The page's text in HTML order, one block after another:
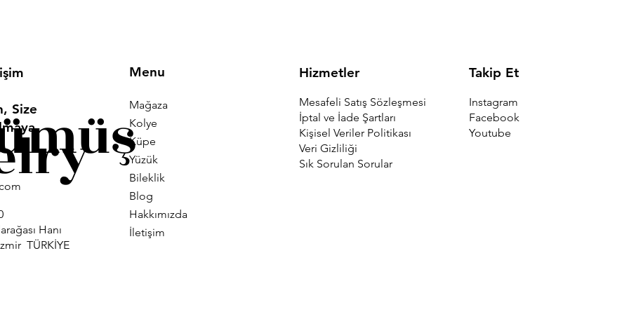
Size
Hanı
TÜRKİYE
Menu
Mağaza
Kolye
Küpe
Yüzük
Bileklik
Blog
Hakkımızda
İletişim
Hizmetler
Mesafeli Satış Sözleşmesi
İptal ve İade Şartları
Kişisel Veriler Politikası
Veri Gizliliği
Sık Sorulan Sorular
Takip Et
Instagram
Facebook
Youtube